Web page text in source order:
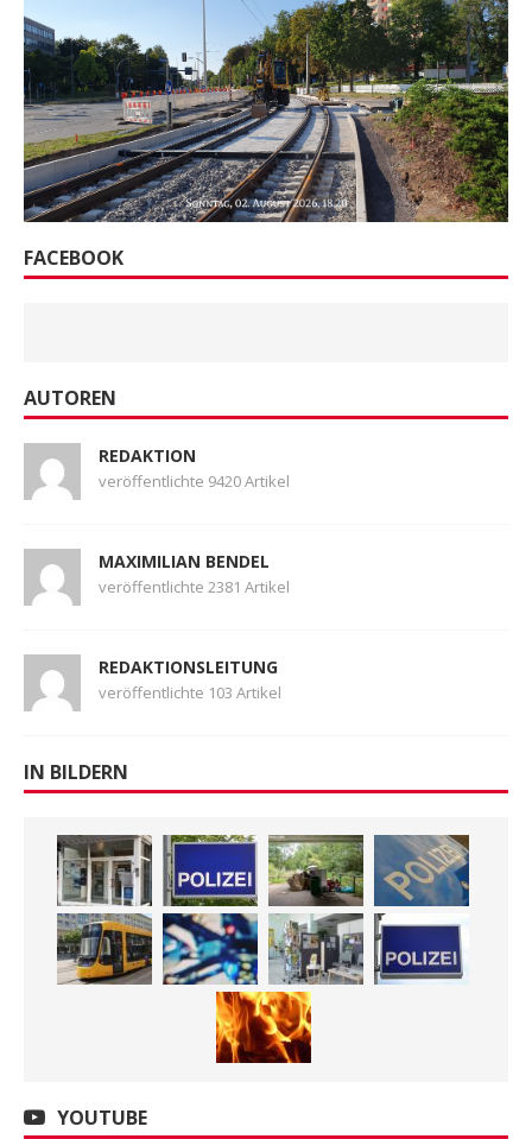
FACEBOOK
AUTOREN
REDAKTION
veröffentlichte 9420 Artikel
MAXIMILIAN BENDEL
veröffentlichte 2381 Artikel
REDAKTIONSLEITUNG
veröffentlichte 103 Artikel
IN BILDERN
YOUTUBE